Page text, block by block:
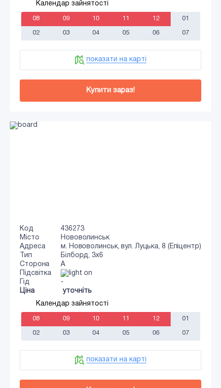
Календар зайнятості
08 09 10 11 12 01
02 03 04 05 06 07
показати на карті
Купити зараз!
Код
436273
Місто
Нововолинськ
Адреса
м. Нововолинськ, вул. Луцька, 8 (Епіцентр)
Тип
Білборд, 3х6
Сторона
A
Підсвітка
Гід
-
Ціна
уточніть
Календар зайнятості
08 09 10 11 12 01
02 03 04 05 06 07
показати на карті